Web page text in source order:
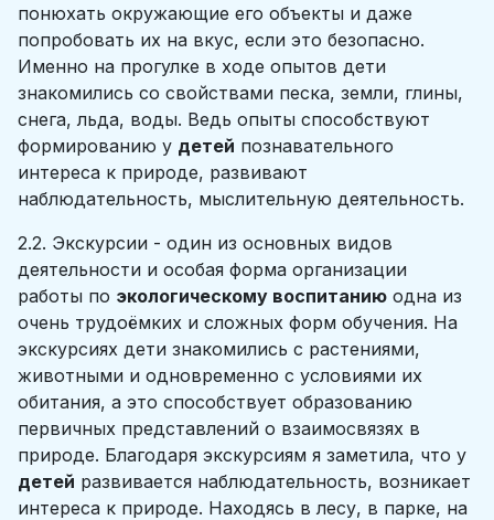
понюхать окружающие его объекты и даже
попробовать их на вкус, если это безопасно.
Именно на прогулке в ходе опытов дети
знакомились со свойствами песка, земли, глины,
снега, льда, воды. Ведь опыты способствуют
формированию у детей познавательного
интереса к природе, развивают
наблюдательность, мыслительную деятельность.
2.2. Экскурсии - один из основных видов
деятельности и особая форма организации
работы по экологическому воспитанию одна из
очень трудоёмких и сложных форм обучения. На
экскурсиях дети знакомились с растениями,
животными и одновременно с условиями их
обитания, а это способствует образованию
первичных представлений о взаимосвязях в
природе. Благодаря экскурсиям я заметила, что у
детей развивается наблюдательность, возникает
интереса к природе. Находясь в лесу, в парке, на